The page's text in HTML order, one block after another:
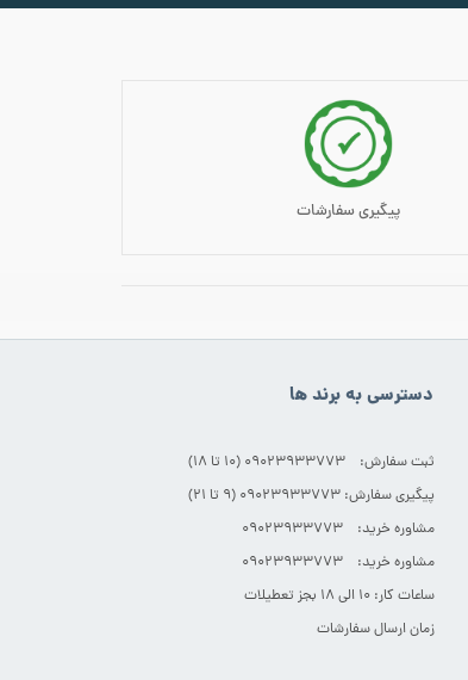
پیگیری سفارشات
دسترسی به برند ها
ثبت سفارش: 09023933773 (۱۰ تا ۱۸)
پیگیری سفارش: 09023933773 (۹ تا ۲۱)
مشاوره خرید: 09023933773
مشاوره خرید: 09023933773
ساعات کار: ۱۰ الی ۱۸ بجز تعطیلات
زمان ارسال سفارشات